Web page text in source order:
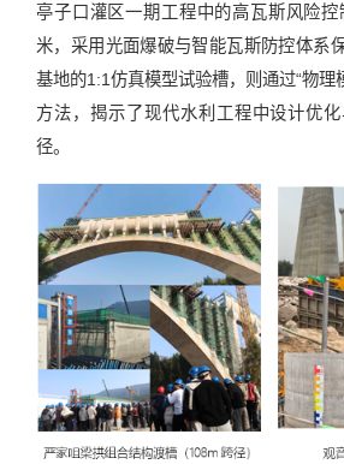
亭子口灌区一期工程中的高瓦斯风险
米，采用光面爆破与智能瓦斯防控体系
基地的1:1仿真模型试验槽，则通过“物理
方法，揭示了现代水利工程中设计优
径。